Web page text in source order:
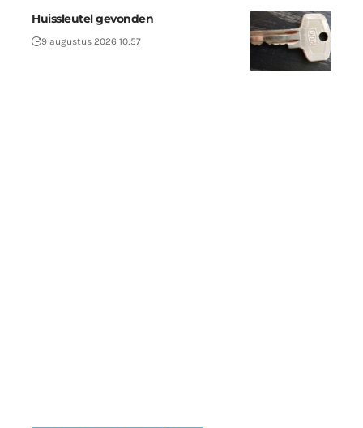
Huissleutel gevonden
9 augustus 2026 10:57